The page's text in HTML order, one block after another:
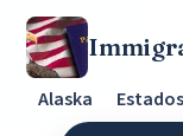
Alaska Estados